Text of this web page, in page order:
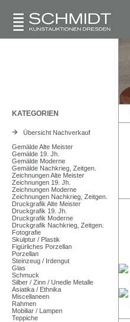
KATEGORIEN
Übersicht Nachverkauf
Gemälde Alte Meister
Gemälde 19. Jh.
Gemälde Moderne
Gemälde Nachkrieg, Zeitgen.
Zeichnungen Alte Meister
Zeichnungen 19. Jh.
Zeichnungen Moderne
Zeichnungen Nachkrieg, Zeitgen.
Druckgrafik Alte Meister
Druckgrafik 19. Jh.
Druckgrafik Moderne
Druckgrafik Nachkrieg, Zeitgen.
Fotografie
Skulptur / Plastik
Figürliches Porzellan
Porzellan
Steinzeug / Irdengut
Glas
Schmuck
Silber / Zinn / Unedle Metalle
Asiatika / Ethnika
Miscellaneen
Rahmen
Mobiliar / Lampen
Teppiche